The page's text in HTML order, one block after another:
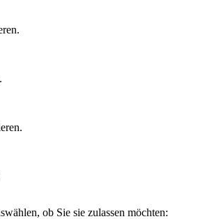
ob Sie sie zulassen möchten: